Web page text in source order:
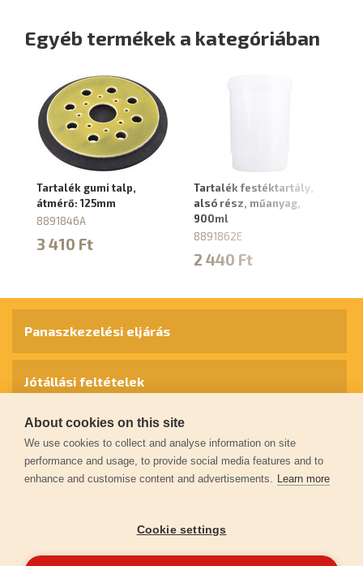
Egyéb termékek a kategóriában
Tartalék gumi talp,
átmérő: 125mm
8891846A
3 410 Ft
Tartalék festéktartály,
alsó rész, műanyag,
900ml
8891862E
2 440 Ft
Panaszkezelési eljárás
Jótállási feltételek
Személyes adatok védelme
Kapcsolat
Garancia regisztráció
About cookies on this site
We use cookies to collect and analyse information on site
performance and usage, to provide social media features and to
enhance and customise content and advertisements. Learn more
Cookie settings